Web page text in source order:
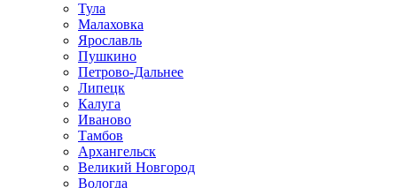
Тула
Малаховка
Ярославль
Пушкино
Петрово-Дальнее
Липецк
Калуга
Иваново
Тамбов
Архангельск
Великий Новгород
Вологда